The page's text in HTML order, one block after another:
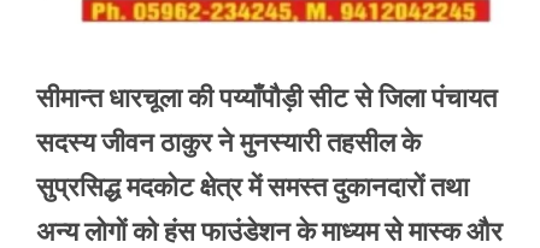
सीमान्त धारचूला की पय्याँपौड़ी सीट से जिला पंचायत
सदस्य जीवन ठाकुर ने मुनस्यारी तहसील के
सुप्रसिद्ध मदकोट क्षेत्र में समस्त दुकानदारों तथा
अन्य लोगों को हंस फाउंडेशन के माध्यम से मास्क और